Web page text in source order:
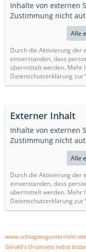
Inhalte von externen
Zustimmung nicht
Alle
Durch die Aktivierung der
einverstanden, dass
übermittelt werden. Mehr
Datenschutzerklärung zur
Externer Inhalt
Inhalte von externen
Zustimmung nicht
Alle
Durch die Aktivierung der
einverstanden, dass
übermittelt werden. Mehr
Datenschutzerklärung zur
www.schlagzeugunterricht-
Gerald's Drumsets nebst